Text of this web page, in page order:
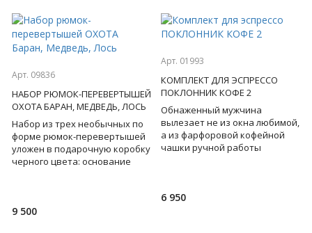
Арт. 09836
НАБОР РЮМОК-ПЕРЕВЕРТЫШЕЙ
ОХОТА БАРАН, МЕДВЕДЬ, ЛОСЬ
Набор из трех необычных по
форме рюмок-перевертышей
уложен в подарочную коробку
черного цвета: основание
9 500
Арт. 01993
КОМПЛЕКТ ДЛЯ ЭСПРЕССО
ПОКЛОННИК КОФЕ 2
Обнаженный мужчина
вылезает не из окна любимой,
а из фарфоровой кофейной
чашки ручной работы
6 950